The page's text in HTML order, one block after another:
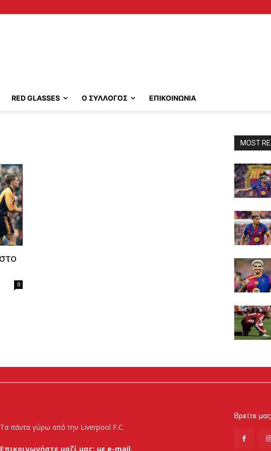
RED GLASSES Ο ΣΥΛΛΟΓΟΣ ΕΠΙΚΟΙΝΩΝΙΑ
0
MOST
Τα πάντα γύρω από την Liverpool F.C.
Επικοινωνήστε μαζί μας: με e-mail.
Βρείτε